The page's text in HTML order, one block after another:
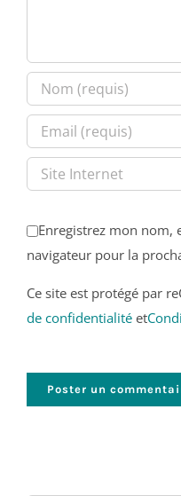
Enregistrez mon nom,
navigateur pour la
Ce site est protégé par
de confidentialité et